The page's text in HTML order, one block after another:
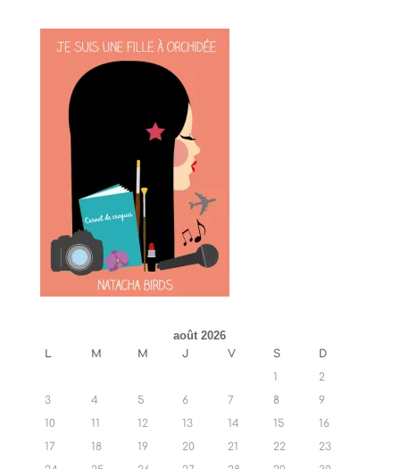
août 2026
L M M J V S
D
1
2
3
4 5 6 7 8
9
10
11 12 13 14 15
16
17
18 19 20 21 22
23